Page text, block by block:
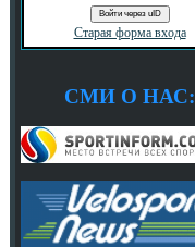
Войти через uID
Старая форма входа
СМИ О НАС: